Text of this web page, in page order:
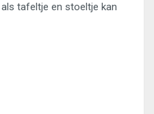
tafeltje en stoeltje kan